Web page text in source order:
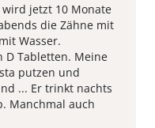
wird jetzt 10 Monate
die Zähne mit
Wasser.
D Tabletten. Meine
putzen und
... Er trinkt nachts
Manchmal auch